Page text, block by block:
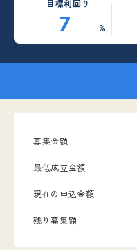
目標利回り
7 %
募集金額
最低成立金額
現在の 申込金額
残り募集額